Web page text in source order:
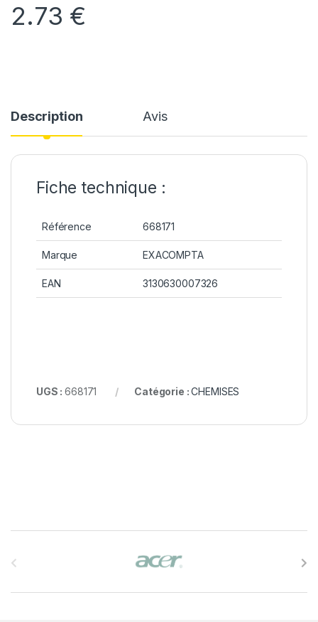
2.73 €
Description Avis
Fiche technique :
Référence 668171
Marque EXACOMPTA
EAN 3130630007326
UGS :668171 Catégorie :CHEMISES